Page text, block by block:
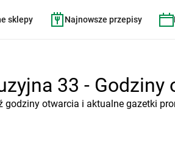
sklepy Najnowsze przepisy
33 -
otwarcia i aktualne gazetki